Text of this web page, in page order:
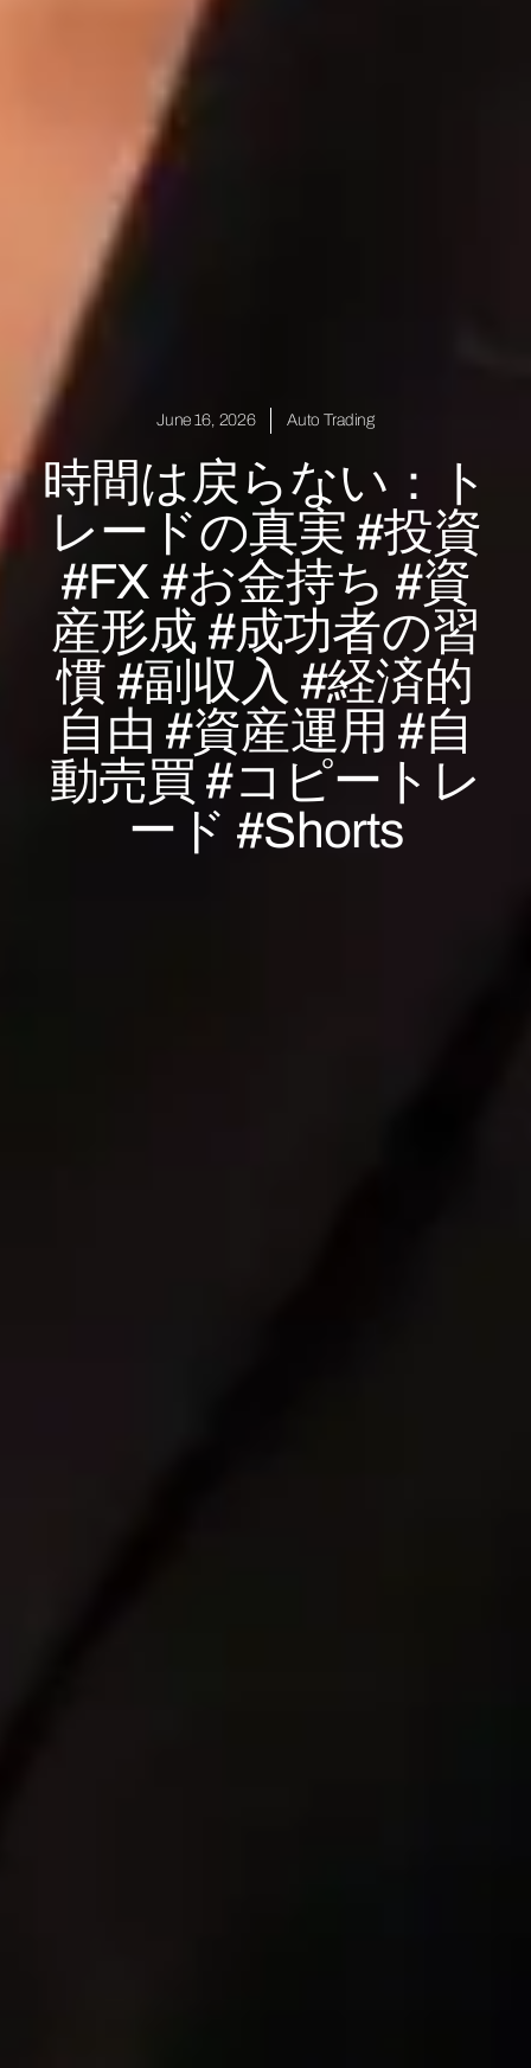
June 16, 2026 Auto Trading
時間は戻らない：ト
レードの真実 #投資
#FX #お金持ち #資
産形成 #成功者の習
慣 #副収入 #経済的
自由 #資産運用 #自
動売買 #コピートレ
ード #Shorts